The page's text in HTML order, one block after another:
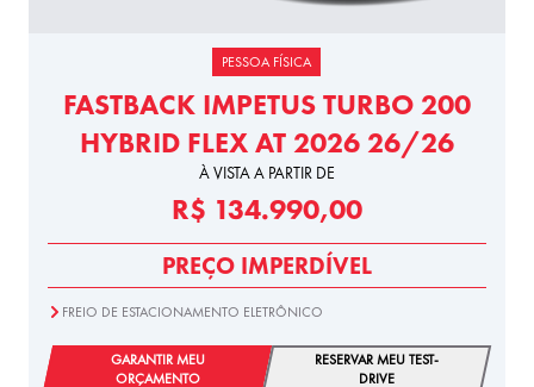
PESSOA FÍSICA
FASTBACK IMPETUS TURBO 200
HYBRID FLEX AT 2026 26/26
À VISTA A PARTIR DE
R$ 134.990,00
PREÇO IMPERDÍVEL
FREIO DE ESTACIONAMENTO ELETRÔNICO
GARANTIR MEU
ORÇAMENTO
RESERVAR MEU TEST-
DRIVE